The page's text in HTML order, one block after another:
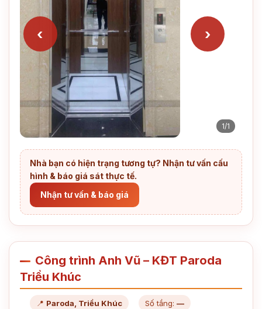
‹ ›
1/1
Nhà bạn có hiện trạng tương tự? Nhận tư vấn cấu
hình & báo giá sát thực tế.
Nhận tư vấn & báo giá
Công trình Anh Vũ – KĐT Paroda
Triều Khúc
📍 Paroda, Triều Khúc Số tầng: —